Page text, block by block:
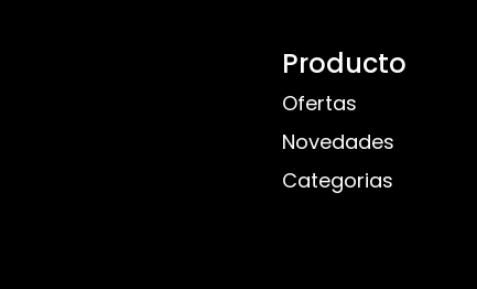
Producto
Ofertas
Novedades
Categorias